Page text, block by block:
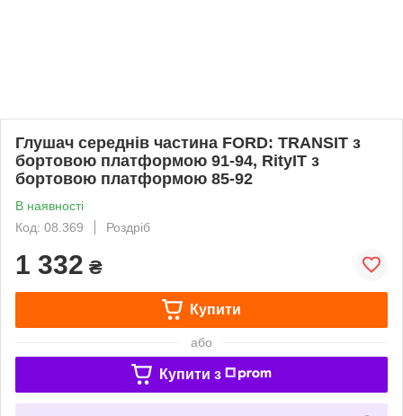
Глушач середнів частина FORD: TRANSIT з
бортовою платформою 91-94, RityIT з
бортовою платформою 85-92
В наявності
Код: 08.369
Роздріб
1 332 ₴
Купити
або
Купити з